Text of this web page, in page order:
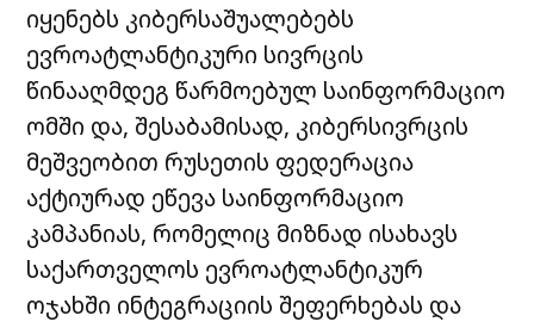
იყენებს კიბერსაშუალებებს
ევროატლანტიკური სივრცის
წინააღმდეგ წარმოებულ საინფორმაციო
ომში და, შესაბამისად, კიბერსივრცის
მეშვეობით რუსეთის ფედერაცია
აქტიურად ეწევა საინფორმაციო
კამპანიას, რომელიც მიზნად ისახავს
საქართველოს ევროატლანტიკურ
ოჯახში ინტეგრაციის შეფერხებას და